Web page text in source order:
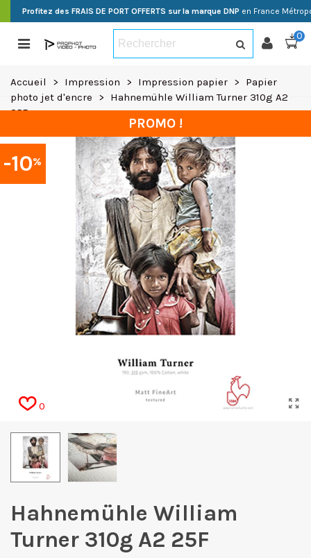
Profitez des FRAIS DE PORT OFFERTS sur la marque DNP en France
0
Accueil > Impression > Impression papier >
Papier
photo jet d'encre
>
Hahnemühle William Turner 310g A2
25F
-10%
PROMO !
0
Hahnemühle William
Turner 310g A2 25F